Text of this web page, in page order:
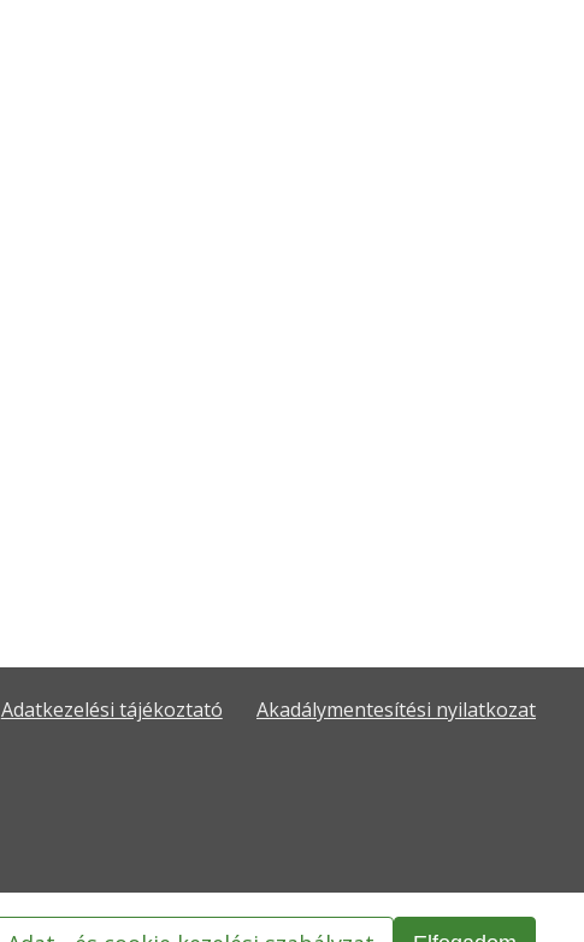
Adatkezelési tájékoztató Akadálymentesítési nyilatkozat